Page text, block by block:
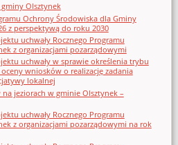
Olsztynek
Ochrony Środowiska dla Gminy
z perspektywą do roku 2030
uchwały Rocznego Programu
z organizacjami pozarządowymi
uchwały w sprawie określenia trybu
wniosków o realizację zadania
lokalnej
jeziorach w gminie Olsztynek –
uchwały Rocznego Programu
z organizacjami pozarządowymi na rok